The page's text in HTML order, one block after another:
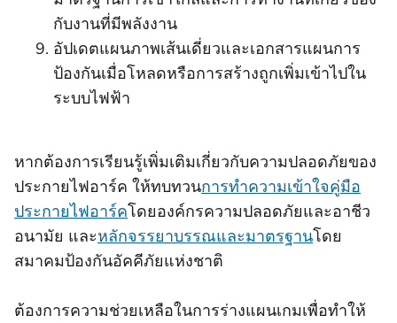
กับงานที่มีพลังงาน
อัปเดตแผนภาพเส้นเดี่ยวและเอกสารแผนการ
ป้องกันเมื่อโหลดหรือการสร้างถูกเพิ่มเข้าไปใน
ระบบไฟฟ้า
หากต้องการเรียนรู้เพิ่มเติมเกี่ยวกับความปลอดภัยของ
ประกายไฟอาร์ค ให้ทบทวนการทําความเข้าใจคู่มือ
ประกายไฟอาร์คโดยองค์กรความปลอดภัยและอาชีว
อนามัย และหลักจรรยาบรรณและมาตรฐานโดย
สมาคมป้องกันอัคคีภัยแห่งชาติ
ต้องการความช่วยเหลือในการร่างแผนเกมเพื่อทําให้